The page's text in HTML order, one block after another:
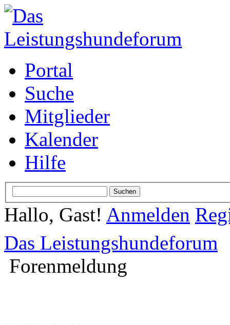
Portal
Suche
Mitglieder
Kalender
Hilfe
Hallo, Gast! Anmelden
Das Leistungshundeforum
Forenmeldung